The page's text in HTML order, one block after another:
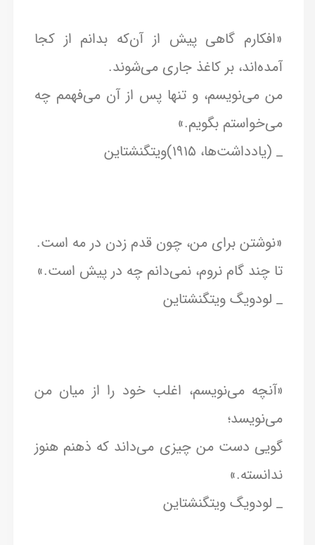
«افکارم گاهی پیش از آن‌که بدانم از کجا
آمده‌اند، بر کاغذ جاری می‌شوند.
من می‌نویسم، و تنها پس از آن می‌فهمم چه
می‌خواستم بگویم.»
_ (یادداشت‌ها، ۱۹۱۵)ویتگنشتاین
«نوشتن برای من، چون قدم زدن در مه است.
تا چند گام نروم، نمی‌دانم چه در پیش است.»
_ لودویگ ویتگنشتاین
«آنچه می‌نویسم، اغلب خود را از میان من
می‌نویسد؛
گویی دست من چیزی می‌داند که ذهنم هنوز
ندانسته.»
_ لودویگ ویتگنشتاین